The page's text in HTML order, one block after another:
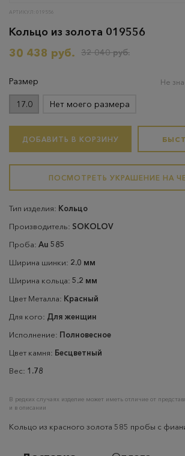
АРТИКУЛ: 019556
Кольцо из золота 019556
30 438 руб.
32 040 руб.
Размер Не
17.0 Нет моего размера
ДОБАВИТЬ В КОРЗИНУ
ПОСМОТРЕТЬ УКРАШЕНИЕ НА
Тип изделия: Кольцо
Производитель: SOKOLOV
Проба: Au 585
Ширина шинки: 2.0 мм
Ширина кольца: 5.2 мм
Цвет Металла: Красный
Для кого: Для женщин
Исполнение: Полновесное
Цвет камня: Бесцветный
Вес: 1.78
В редких случаях изделие может иметь отличие от
и в описании
Кольцо из красного золота 585 пробы с